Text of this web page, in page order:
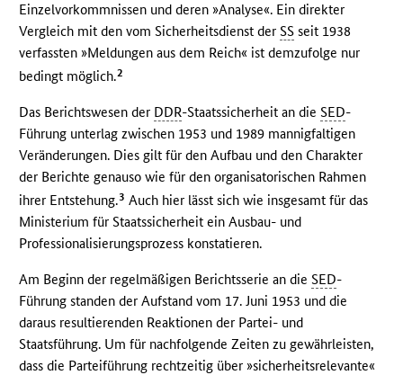
Einzelvorkommnissen und deren »Analyse«. Ein direkter
Vergleich mit den vom Sicherheitsdienst derSS seit 1938
verfassten »Meldungen aus dem Reich« ist demzufolge nur
bedingt möglich.2
Das Berichtswesen der DDR-Staatssicherheit an dieSED-
Führung unterlag zwischen 1953 und 1989 mannigfaltigen
Veränderungen. Dies gilt für den Aufbau und den Charakter
der Berichte genauso wie für den organisatorischen Rahmen
ihrer Entstehung.3 Auch hier lässt sich wie insgesamt für das
Ministerium für Staatssicherheit ein Ausbau- und
Professionalisierungsprozess konstatieren.
Am Beginn der regelmäßigen Berichtsserie an dieSED-
Führung standen der Aufstand vom 17. Juni 1953 und die
daraus resultierenden Reaktionen der Partei- und
Staatsführung. Um für nachfolgende Zeiten zu gewährleisten,
dass die Parteiführung rechtzeitig über »sicherheitsrelevante«